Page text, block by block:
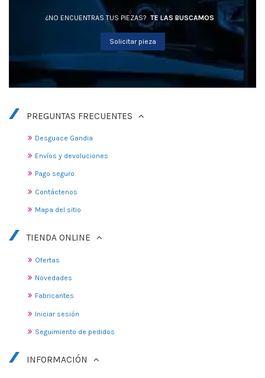
¿NO ENCUENTRAS TUS PIEZAS? TE LAS BUSCAMOS
Solicitar pieza
PREGUNTAS FRECUENTES
Desguace Gandia
Envíos y devoluciones
Pago seguro
Contáctenos
Mapa del sitio
TIENDA ONLINE
Ofertas
Novedades
Fabricantes
Iniciar sesión
Seguimiento de pedidos
INFORMACIÓN